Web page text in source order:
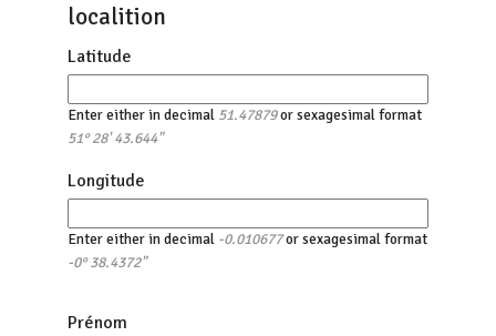
localition
Latitude
Enter either in decimal 51.47879or sexagesimal format
51° 28' 43.644"
Longitude
Enter either in decimal -0.010677or sexagesimal format
-0° 38.4372"
Prénom